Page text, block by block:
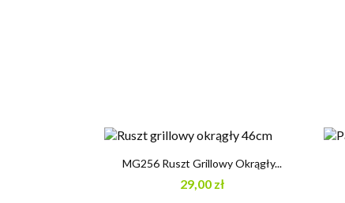
Szybki podgląd
MG256 Ruszt Grillowy Okrągły...
29,00 zł